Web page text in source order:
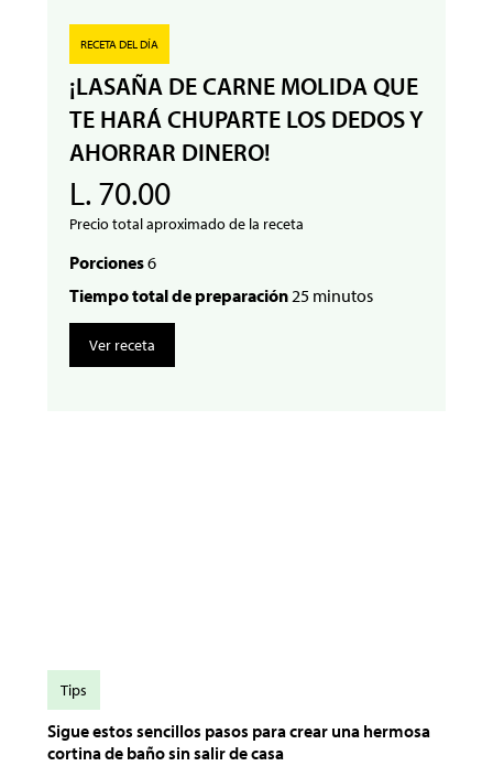
RECETA DEL DÍA
¡LASAÑA DE CARNE MOLIDA QUE
TE HARÁ CHUPARTE LOS DEDOS Y
AHORRAR DINERO!
L. 70.00
Precio total aproximado de la receta
Porciones6
Tiempo total de preparación25 minutos
Ver receta
Sigue estos sencillos pasos para crear una hermosa
cortina de baño sin salir de casa
Tips